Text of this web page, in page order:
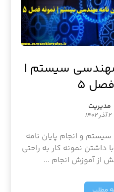
مهندسی سیستم |
۵
مدیریت
۲ آذر ۱۴۰۲
و انجام پایان نامه
داشتن نمونه کار به راحتی
از آموزش انجام ...
مطلب